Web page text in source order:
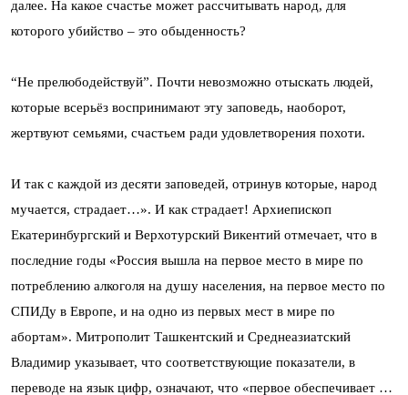
далее. На какое счастье может рассчитывать народ, для
которого убийство – это обыденность?
“Не прелюбодействуй”. Почти невозможно отыскать людей,
которые всерьёз воспринимают эту заповедь, наоборот,
жертвуют семьями, счастьем ради удовлетворения похоти.
И так с каждой из десяти заповедей, отринув которые, народ
мучается, страдает…». И как страдает! Архиепископ
Екатеринбургский и Верхотурский Викентий отмечает, что в
последние годы «Россия вышла на первое место в мире по
потреблению алкоголя на душу населения, на первое место по
СПИДу в Европе, и на одно из первых мест в мире по
абортам». Митрополит Ташкентский и Среднеазиатский
Владимир указывает, что соответствующие показатели, в
переводе на язык цифр, означают, что «первое обеспечивает …